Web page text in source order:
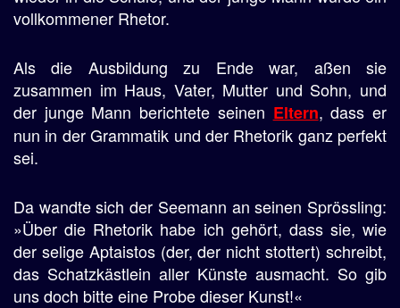
vollkommener Rhetor.
Als die Ausbildung zu Ende war, aßen sie
zusammen im Haus, Vater, Mutter und Sohn, und
der junge Mann berichtete seinen Eltern, dass er
nun in der Grammatik und der Rhetorik ganz perfekt
sei.
Da wandte sich der Seemann an seinen Sprössling:
»Über die Rhetorik habe ich gehört, dass sie, wie
der selige Aptaistos (der, der nicht stottert) schreibt,
das Schatzkästlein aller Künste ausmacht. So gib
uns doch bitte eine Probe dieser Kunst!«